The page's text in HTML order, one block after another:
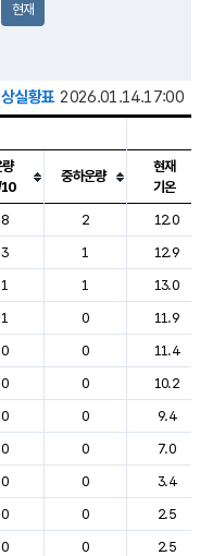
현재
실황표 2026.01.14.17:00
, 바람, 기압등을 안내한 표입
량
중하운량
현재
기온
8 2
12.0
3 1
12.9
1 1
13.0
1 0
11.9
0 0
11.4
0 0
10.2
0 0
9.4
0 0
7.0
0 0
3.4
0 0
2.5
0 0
2.5